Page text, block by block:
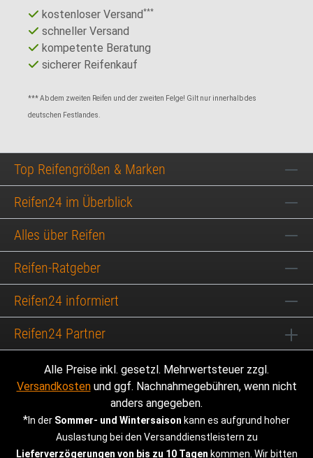
kostenloser Versand***
schneller Versand
kompetente Beratung
sicherer Reifenkauf
*** Ab dem zweiten Reifen und der zweiten Felge! Gilt nur innerhalb des
deutschen Festlandes.
Top Reifengrößen & Marken
Reifen24 im Überblick
Alles über Reifen
Reifen-Ratgeber
Reifen24 informiert
Reifen24 Partner
Alle Preise inkl. gesetzl. Mehrwertsteuer zzgl.
Versandkostenund ggf. Nachnahmegebühren, wenn nicht
anders angegeben.
*In der Sommer- und Wintersaison kann es aufgrund hoher
Auslastung bei den Versanddienstleistern zu
Lieferverzögerungen von bis zu 10 Tagen kommen. Wir bitten